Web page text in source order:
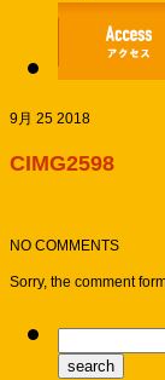
9月 25 2018
CIMG2598
NO COMMENTS
Sorry, the comment